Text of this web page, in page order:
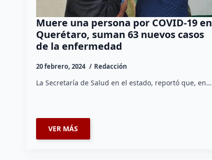
Muere una persona por COVID-19 en
Querétaro, suman 63 nuevos casos
de la enfermedad
20 febrero, 2024 Redacción
La Secretaría de Salud en el estado, reportó que, en…
VER MÁS